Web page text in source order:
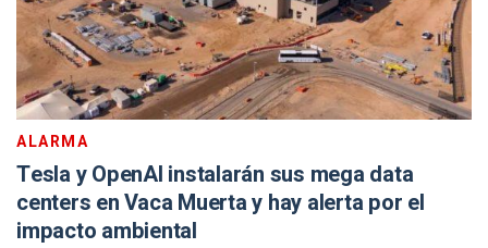
ALARMA
Tesla y OpenAI instalarán sus mega data
centers en Vaca Muerta y hay alerta por el
impacto ambiental